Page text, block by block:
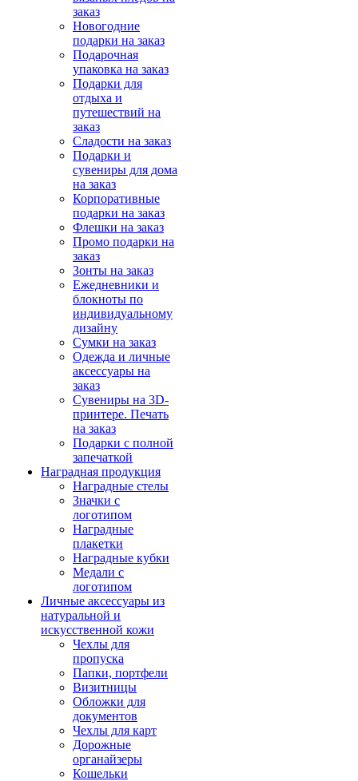
заказ
Новогодние
подарки на заказ
Подарочная
упаковка на заказ
Подарки для
отдыха и
путешествий на
заказ
Сладости на заказ
Подарки и
сувениры для дома
на заказ
Корпоративные
подарки на заказ
Флешки на заказ
Промо подарки на
заказ
Зонты на заказ
Ежедневники и
блокноты по
индивидуальному
дизайну
Сумки на заказ
Одежда и личные
аксессуары на
заказ
Сувениры на 3D-
принтере. Печать
на заказ
Подарки с полной
запечаткой
Наградная продукция
Наградные стелы
Значки с
логотипом
Наградные
плакетки
Наградные кубки
Медали с
логотипом
Личные аксессуары из
натуральной и
искусственной кожи
Чехлы для
пропуска
Папки, портфели
Визитницы
Обложки для
документов
Чехлы для карт
Дорожные
органайзеры
Кошельки